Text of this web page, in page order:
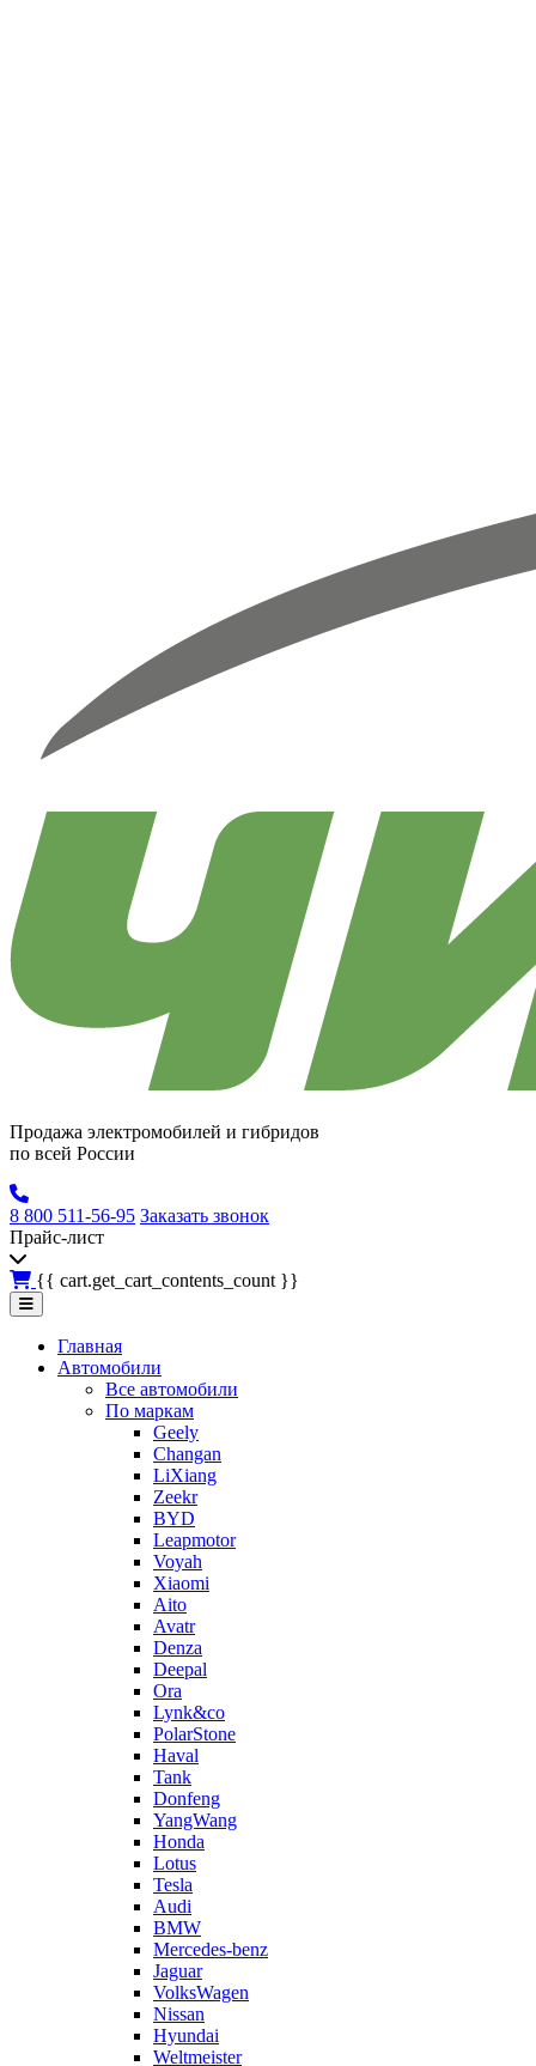
Продажа электромобилей и гибридов
по всей России
8 800 511-56-95 Заказать звонок
Прайс-лист
{{ cart.get_cart_contents_count }}
Главная
Автомобили
Все автомобили
По маркам
Geely
Changan
LiXiang
Zeekr
BYD
Leapmotor
Voyah
Xiaomi
Aito
Avatr
Denza
Deepal
Ora
Lynk&co
PolarStone
Haval
Tank
Donfeng
YangWang
Honda
Lotus
Tesla
Audi
BMW
Mercedes-benz
Jaguar
VolksWagen
Nissan
Hyundai
Weltmeister